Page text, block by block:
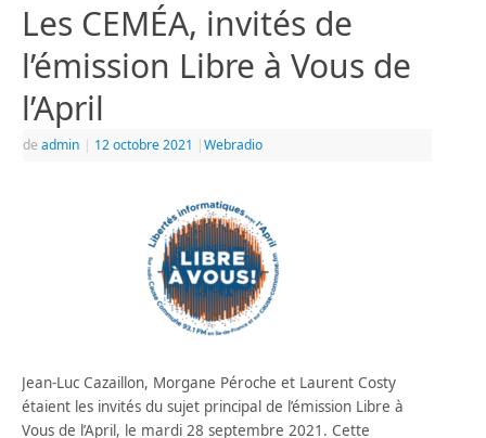
Les CEMÉA, invités de
l’émission Libre à Vous de
l’April
deadmin | 12 octobre 2021 |Webradio
Jean-Luc Cazaillon, Morgane Péroche et Laurent Costy
étaient les invités du sujet principal de l’émission Libre à
Vous de l’April, le mardi 28 septembre 2021. Cette